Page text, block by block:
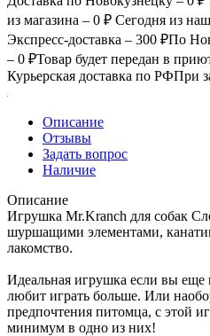
из магазина – 0 ₽ Сегодня из
Экспресс-доставка – 300 ₽По
– 0 ₽Товар будет передан в
Курьерская доставка по РФПри
Описание
Отзывы
Задать вопрос
Наличие
Описание
Игрушка Mr.Kranch для собак
шуршащими элементами,
лакомство.
Идеальная игрушка если вы еще
любит играть больше. Или
предпочтения питомца, с этой
минимум в одно из них!